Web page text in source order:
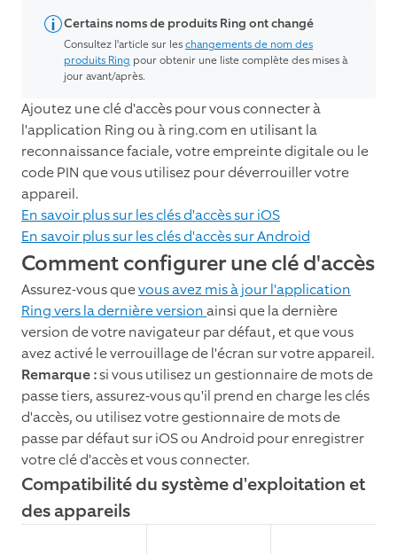
Certains noms de produits Ring ont changé
Consultez l'article sur leschangements de nom des
produits Ring pour obtenir une liste complète des mises à
jour avant/après.
Ajoutez une clé d'accès pour vous connecter à
l'application Ring ou à ring.com en utilisant la
reconnaissance faciale, votre empreinte digitale ou le
code PIN que vous utilisez pour déverrouiller votre
appareil.
En savoir plus sur les clés d'accès sur iOS
En savoir plus sur les clés d'accès sur Android
Comment configurer une clé d'accès
Assurez-vous quevous avez mis à jour l'application
Ring vers la dernière versionainsi que la dernière
version de votre navigateur par défaut, et que vous
avez activé le verrouillage de l'écran sur votre appareil.
Remarque :si vous utilisez un gestionnaire de mots de
passe tiers, assurez-vous qu'il prend en charge les clés
d'accès, ou utilisez votre gestionnaire de mots de
passe par défaut sur iOS ou Android pour enregistrer
votre clé d'accès et vous connecter.
Compatibilité du système d'exploitation et
des appareils